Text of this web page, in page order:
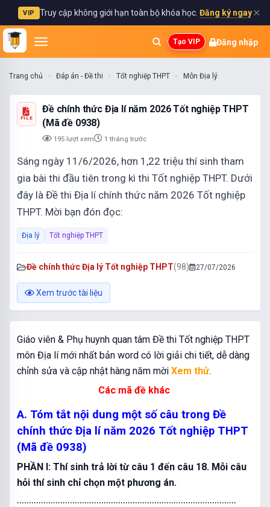
VIP Truy cập không giới hạn toàn bộ khóa học. Đăng ký ngay✕
Tạo VIP Đăng nhập
Trang chủ Đáp án - Đề thi Tốt nghiệp THPT Môn Địa lý
FILE
Đề chính thức Địa lí năm 2026 Tốt nghiệp THPT
(Mã đề 0938)
195 lượt xem 1 tháng trước
Sáng ngày 11/6/2026, hơn 1,22 triệu thí sinh tham
gia bài thi đầu tiên trong kì thi Tốt nghiệp THPT. Dưới
đây là Đề thi Địa lí chính thức năm 2026 Tốt nghiệp
THPT. Mời bạn đón đọc:
Địa lý Tốt nghiệp THPT
Đề chính thức Địa lý Tốt nghiệp THPT(98) 27/07/2026
Xem trước tài liệu
Giáo viên & Phụ huynh quan tâm Đề thi Tốt nghiệp THPT
môn Địa lí mới nhất bản word có lời giải chi tiết, dễ dàng
chỉnh sửa và cập nhật hàng năm mời Xem thử.
Các mã đề khác
A. Tóm tắt nội dung một số câu trong Đề
chính thức Địa lí năm 2026 Tốt nghiệp THPT
(Mã đề 0938)
PHẦN I: Thí sinh trả lời từ câu 1 đến câu 18. Mỗi câu
hỏi thí sinh chỉ chọn một phương án.
...........................................................................................